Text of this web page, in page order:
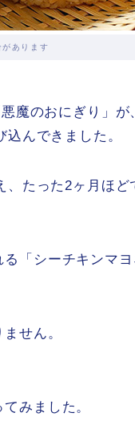
あります
魔のおにぎり」が
んできました。
、たった2ヶ月ほど
「シーチキンマ
せん。
みました。